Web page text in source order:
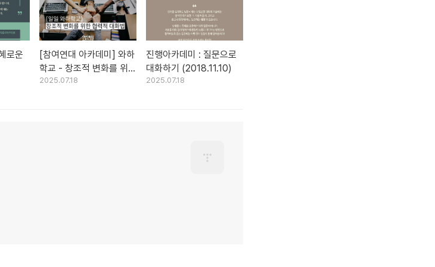
로운
[참여연대 아카데미] 와하
학교 - 창조적 변화를 위한
협력적 대화법
2025.07.18
진행아카데미 : 질문으로
대화하기 (2018.11.10)
2025.07.18